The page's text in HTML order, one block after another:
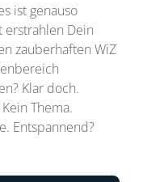
ist genauso
erstrahlen Dein
zauberhaften WiZ
Klar doch.
Thema.
Entspannend?